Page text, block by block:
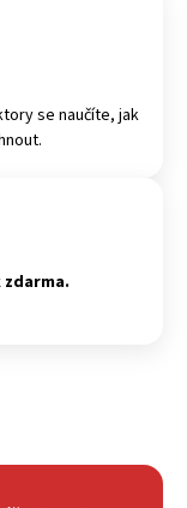
se naučíte, jak